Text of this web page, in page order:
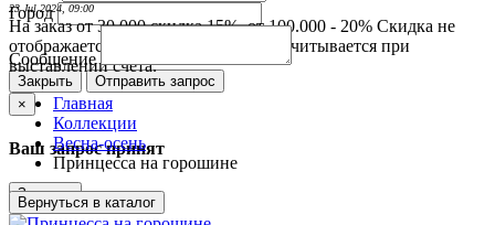
Город
Сообщение
Закрыть
Отправить запрос
×
Ваш запрос принят
Закрыть
23 Jul 2024, 09:00
На заказ от 30.000 скидка 15%, от 100.000 - 20% Скидка не
отображается в ценах на сайте и рассчитывается при
выставлении счета.
Главная
Коллекции
Весна-осень
Принцесса на горошине